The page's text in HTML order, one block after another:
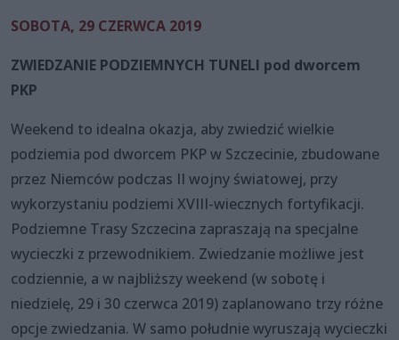
SOBOTA, 29 CZERWCA 2019
ZWIEDZANIE PODZIEMNYCH TUNELI pod dworcem
PKP
Weekend to idealna okazja, aby zwiedzić wielkie
podziemia pod dworcem PKP w Szczecinie, zbudowane
przez Niemców podczas II wojny światowej, przy
wykorzystaniu podziemi XVIII-wiecznych fortyfikacji.
Podziemne Trasy Szczecina zapraszają na specjalne
wycieczki z przewodnikiem. Zwiedzanie możliwe jest
codziennie, a w najbliższy weekend (w sobotę i
niedzielę, 29 i 30 czerwca 2019) zaplanowano trzy różne
opcje zwiedzania. W samo południe wyruszają wycieczki